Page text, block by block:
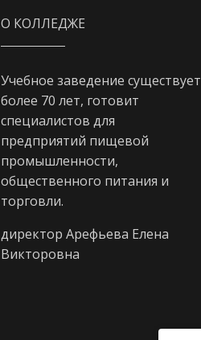
О КОЛЛЕДЖЕ
Учебное заведение существует
более 70 лет, готовит
специалистов для
предприятий пищевой
промышленности,
общественного питания и
торговли.
директор Арефьева Елена
Викторовна